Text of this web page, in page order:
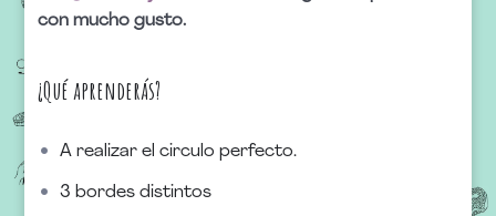
con mucho gusto.
¿Qué aprenderás?
A realizar el circulo perfecto.
3 bordes distintos